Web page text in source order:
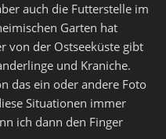
auch die Futterstelle im
Garten hat
von der Ostseeküste gibt
und Kraniche.
das ein oder andere Foto
Situationen immer
ich dann den Finger